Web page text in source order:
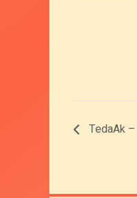
TedaAk